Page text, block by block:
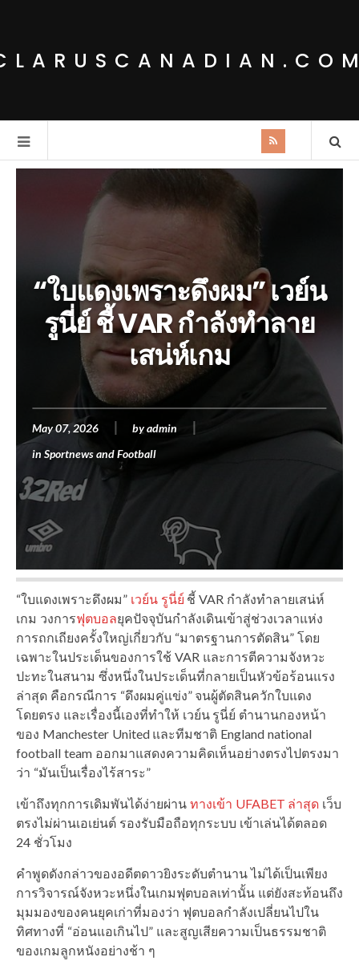
“ใบแดงเพราะดึงผม” เวย์น
รูนี่ย์ ชี้ VAR กำลังทำลาย
เสน่ห์เกม
May 07, 2026 byadmin
in Sportnews and Football
“ใบแดงเพราะดึงผม” เวย์น รูนี่ย์ ชี้ VAR กำลังทำลายเสน่ห์
เกม วงการฟุตบอลยุคปัจจุบันกำลังเดินเข้าสู่ช่วงเวลาแห่ง
การถกเถียงครั้งใหญ่เกี่ยวกับ “มาตรฐานการตัดสิน” โดย
เฉพาะในประเด็นของการใช้ VAR และการตีความจังหวะ
ปะทะในสนาม ซึ่งหนึ่งในประเด็นที่กลายเป็นหัวข้อร้อนแรง
ล่าสุด คือกรณีการ “ดึงผมคู่แข่ง” จนผู้ตัดสินควักใบแดง
โดยตรง และเรื่องนี้เองที่ทำให้ เวย์น รูนี่ย์ ตำนานกองหน้า
ของ Manchester United และทีมชาติ England national
football team ออกมาแสดงความคิดเห็นอย่างตรงไปตรงมา
ว่า “มันเป็นเรื่องไร้สาระ”
เข้าถึงทุกการเดิมพันได้ง่ายผ่าน ทางเข้า UFABET ล่าสุด เว็บ
ตรงไม่ผ่านเอเย่นต์ รองรับมือถือทุกระบบ เข้าเล่นได้ตลอด
24 ชั่วโมง
คำพูดดังกล่าวของอดีตดาวยิงระดับตำนาน ไม่ได้เป็นเพียง
การวิจารณ์จังหวะหนึ่งในเกมฟุตบอลเท่านั้น แต่ยังสะท้อนถึง
มุมมองของคนยุคเก่าที่มองว่า ฟุตบอลกำลังเปลี่ยนไปใน
ทิศทางที่ “อ่อนแอเกินไป” และสูญเสียความเป็นธรรมชาติ
ของเกมลูกหนังอย่างช้า ๆ